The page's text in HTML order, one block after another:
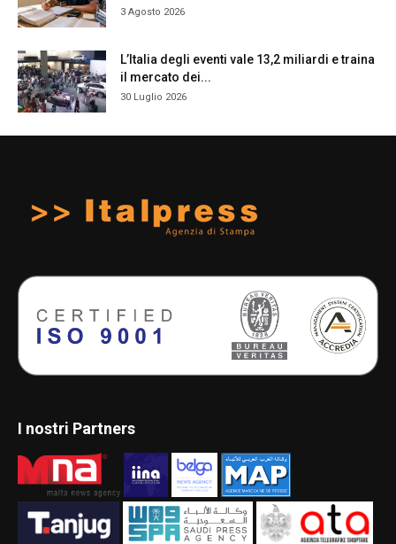
3 Agosto 2026
L’Italia degli eventi vale 13,2 miliardi e traina
il mercato dei...
30 Luglio 2026
I nostri Partners